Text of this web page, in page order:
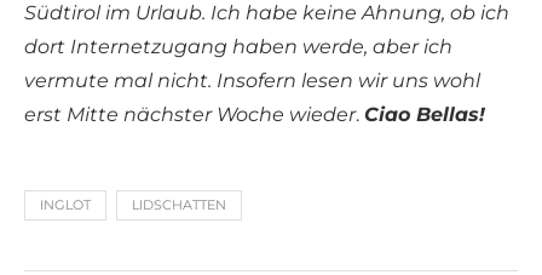
Südtirol im Urlaub. Ich habe keine Ahnung, ob ich
dort Internetzugang haben werde, aber ich
vermute mal nicht. Insofern lesen wir uns wohl
erst Mitte nächster Woche wieder. Ciao Bellas!
INGLOT LIDSCHATTEN